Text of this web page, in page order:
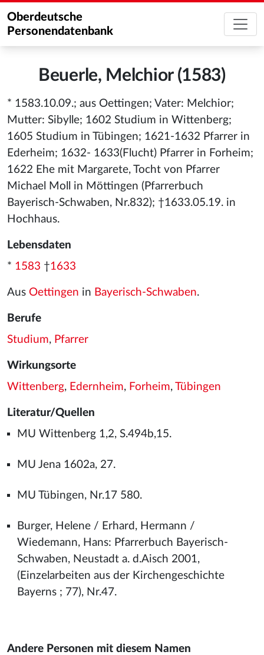
Oberdeutsche
Personendatenbank
Beuerle, Melchior (1583)
* 1583.10.09.; aus Oettingen; Vater: Melchior;
Mutter: Sibylle; 1602 Studium in Wittenberg;
1605 Studium in Tübingen; 1621-1632 Pfarrer in
Ederheim; 1632- 1633(Flucht) Pfarrer in Forheim;
1622 Ehe mit Margarete, Tocht von Pfarrer
Michael Moll in Möttingen (Pfarrerbuch
Bayerisch-Schwaben, Nr.832); †1633.05.19. in
Hochhaus.
Lebensdaten
* 1583 †1633
Aus Oettingen in Bayerisch-Schwaben.
Berufe
Studium, Pfarrer
Wirkungsorte
Wittenberg, Edernheim, Forheim, Tübingen
Literatur/Quellen
MU Wittenberg 1,2, S.494b,15.
MU Jena 1602a, 27.
MU Tübingen, Nr.17 580.
Burger, Helene / Erhard, Hermann /
Wiedemann, Hans: Pfarrerbuch Bayerisch-
Schwaben, Neustadt a. d.Aisch 2001,
(Einzelarbeiten aus der Kirchengeschichte
Bayerns ; 77), Nr.47.
Andere Personen mit diesem Namen